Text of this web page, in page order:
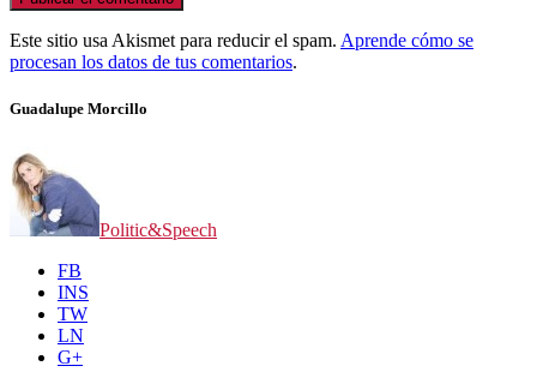
Este sitio usa Akismet para reducir el spam. Aprende cómo se
procesan los datos de tus comentarios.
Guadalupe Morcillo
Politic&Speech
FB
INS
TW
LN
G+